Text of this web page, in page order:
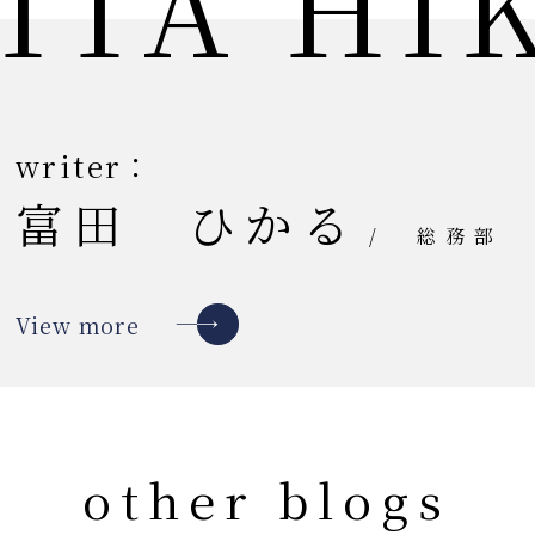
writer：
富田 ひかる / 総務部
View more
other blogs